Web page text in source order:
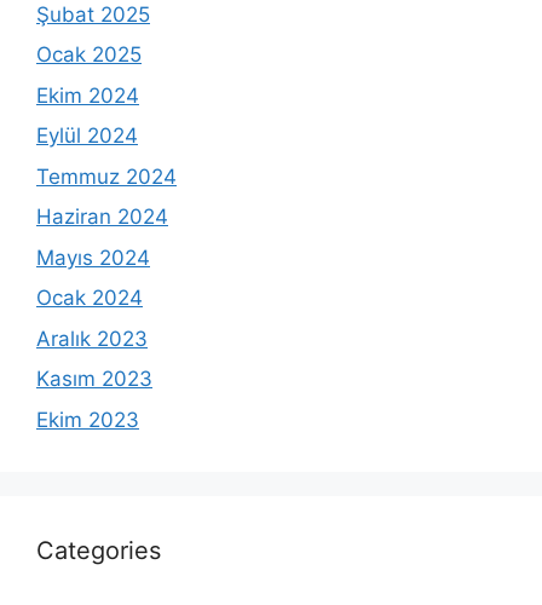
Şubat 2025
Ocak 2025
Ekim 2024
Eylül 2024
Temmuz 2024
Haziran 2024
Mayıs 2024
Ocak 2024
Aralık 2023
Kasım 2023
Ekim 2023
Categories